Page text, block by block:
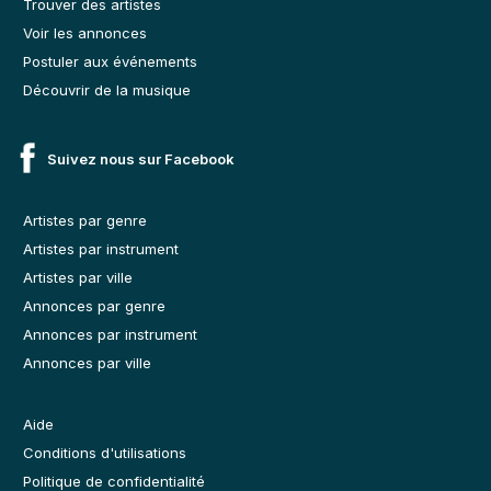
Trouver des artistes
Voir les annonces
Postuler aux événements
Découvrir de la musique
Suivez nous sur Facebook
Artistes par genre
Artistes par instrument
Artistes par ville
Annonces par genre
Annonces par instrument
Annonces par ville
Aide
Conditions d'utilisations
Politique de confidentialité